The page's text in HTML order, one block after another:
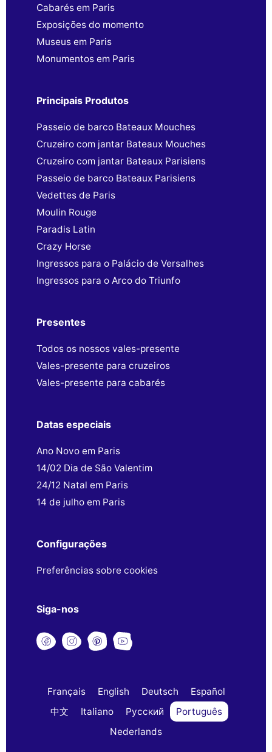
Cabarés em Paris
Exposições do momento
Museus em Paris
Monumentos em Paris
Principais Produtos
Passeio de barco Bateaux Mouches
Cruzeiro com jantar Bateaux Mouches
Cruzeiro com jantar Bateaux Parisiens
Passeio de barco Bateaux Parisiens
Vedettes de Paris
Moulin Rouge
Paradis Latin
Crazy Horse
Ingressos para o Palácio de Versalhes
Ingressos para o Arco do Triunfo
Presentes
Todos os nossos vales-presente
Vales-presente para cruzeiros
Vales-presente para cabarés
Datas especiais
Ano Novo em Paris
14/02 Dia de São Valentim
24/12 Natal em Paris
14 de julho em Paris
Configurações
Preferências sobre cookies
Siga-nos
Français English Deutsch
Español
中文
Italiano Русский
Português
Nederlands